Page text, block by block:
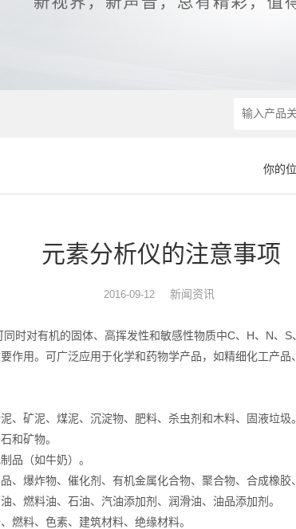
你的位
元素分析仪的注意事项
2016-09-12 新闻资讯
时对有机的固体、高挥发性和敏感性物质中C、H、N、S
作用。可广泛应用于化学和药物学产品，如精细化工产
、矿泥、煤泥、沉淀物、肥料、杀虫剂和木料、固液垃圾。
和矿物。
品（如牛奶）。
、爆炸物、催化剂、有机金属化合物、聚合物、合成橡胶
、燃料油、石油、汽油添加剂、润滑油、油品添加剂。
燃料、色素、建筑材料、绝缘材料。